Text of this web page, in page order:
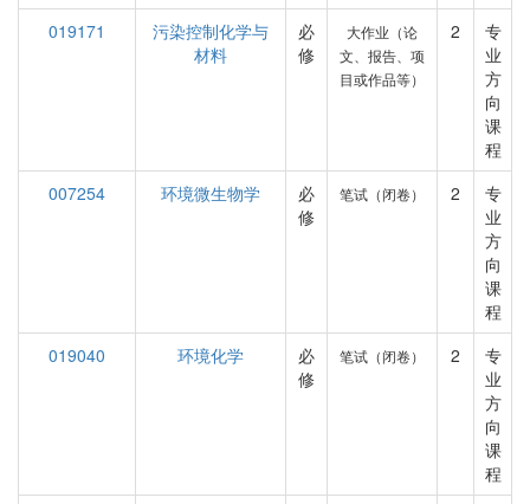
019171
污染控制化学与
材料
必
修
大作业（论
文、报告、项
目或作品等）
2
专
业
方
向
课
程
007254
环境微生物学
必
修
笔试（闭卷） 2
专
业
方
向
课
程
019040
环境化学
必
修
笔试（闭卷） 2
专
业
方
向
课
程